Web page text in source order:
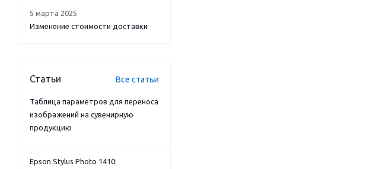
5 марта 2025
Изменение стоимости доставки
Статьи Все статьи
Таблица параметров для переноса
изображений на сувенирную
продукцию
Epson Stylus Photo 1410: